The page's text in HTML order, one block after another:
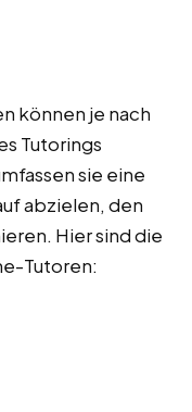
können je nach
Tutorings
sie eine
abzielen, den
Hier sind die
Tutoren: